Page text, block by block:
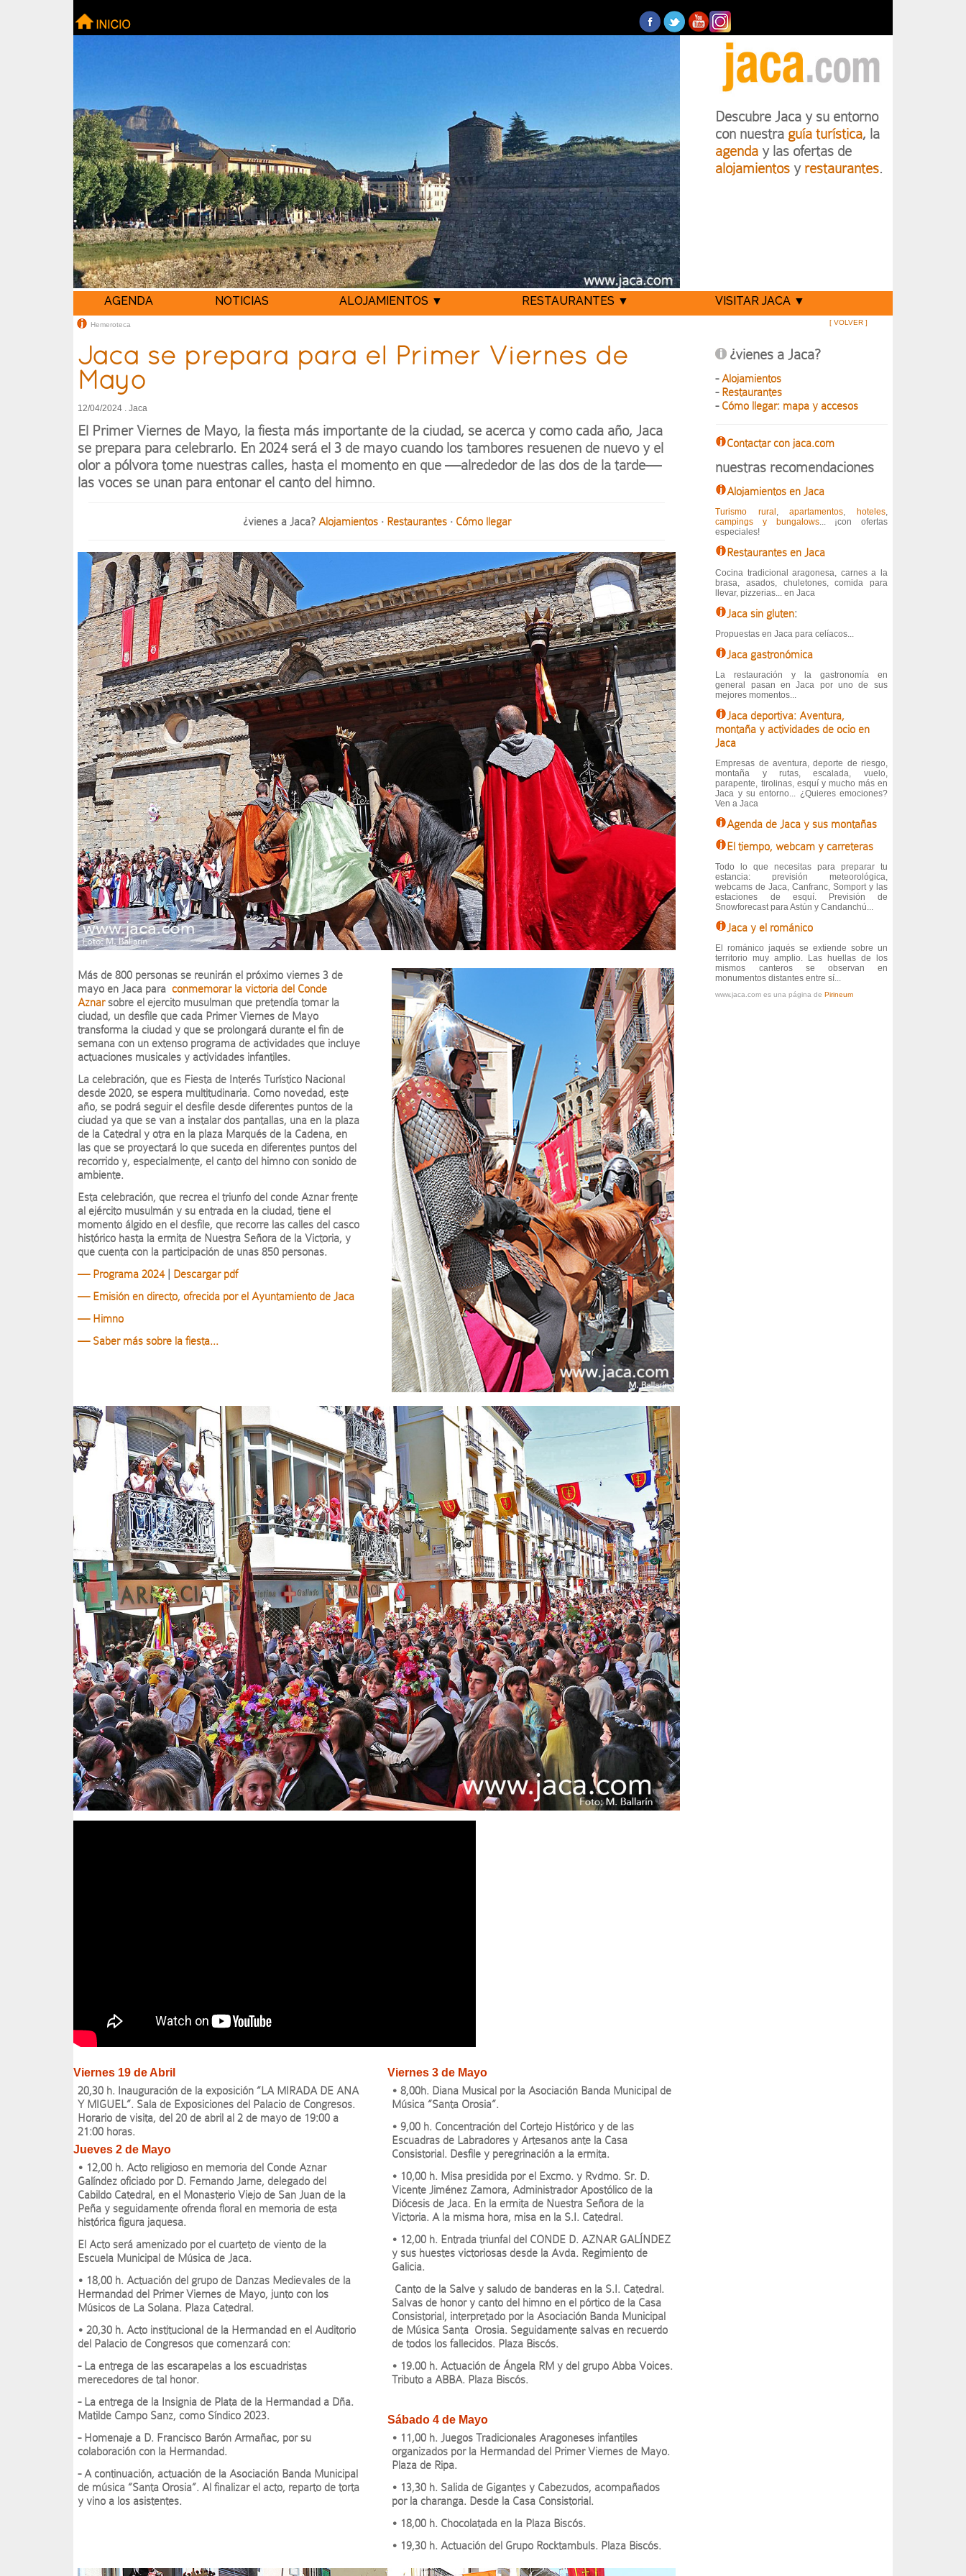
Descubre Jaca y su entorno
con nuestra guía turística, la
agenda y las ofertas de
alojamientos y restaurantes.
AGENDA NOTICIAS ALOJAMIENTOS ▼ RESTAURANTES ▼ VISITAR JACA ▼
[ VOLVER ]
Hemeroteca
Jaca se prepara para el Primer Viernes de
Mayo
12/04/2024 . Jaca
El Primer Viernes de Mayo, la fiesta más importante de la ciudad, se acerca y como cada año, Jaca
se prepara para celebrarlo. En 2024 será el 3 de mayo cuando los tambores resuenen de nuevo y el
olor a pólvora tome nuestras calles, hasta el momento en que —alrededor de las dos de la tarde—
las voces se unan para entonar el canto del himno.
¿vienes a Jaca? Alojamientos· Restaurantes· Cómo llegar
Más de 800 personas se reunirán el próximo viernes 3 de
mayo en Jaca para conmemorar la victoria del Conde
Aznarsobre el ejercito musulman que pretendía tomar la
ciudad, un desfile que cada Primer Viernes de Mayo
transforma la ciudad y que se prolongará durante el fin de
semana con un extenso programa de actividades que incluye
actuaciones musicales y actividades infantiles.
La celebración, que es Fiesta de Interés Turístico Nacional
desde 2020, se espera multitudinaria. Como novedad, este
año, se podrá seguir el desfile desde diferentes puntos de la
ciudad ya que se van a instalar dos pantallas, una en la plaza
de la Catedral y otra en la plaza Marqués de la Cadena, en
las que se proyectará lo que suceda en diferentes puntos del
recorrido y, especialmente, el canto del himno con sonido de
ambiente.
Esta celebración, que recrea el triunfo del conde Aznar frente
al ejército musulmán y su entrada en la ciudad, tiene el
momento álgido en el desfile, que recorre las calles del casco
histórico hasta la ermita de Nuestra Señora de la Victoria, y
que cuenta con la participación de unas 850 personas.
— Programa 2024|
Descargar pdf
— Emisión en directo, ofrecida por el Ayuntamiento de Jaca
— Himno
— Saber más sobre la fiesta...
Viernes 19 de Abril
20,30 h. Inauguración de la exposición “LA MIRADA DE ANA
Y MIGUEL”. Sala de Exposiciones del Palacio de Congresos.
Horario de visita, del 20 de abril al 2 de mayo de 19:00 a
21:00 horas.
Jueves 2 de Mayo
• 12,00 h. Acto religioso en memoria del Conde Aznar
Galíndez oficiado por D. Fernando Jarne, delegado del
Cabildo Catedral, en el Monasterio Viejo de San Juan de la
Peña y seguidamente ofrenda floral en memoria de esta
histórica figura jaquesa.
El Acto será amenizado por el cuarteto de viento de la
Escuela Municipal de Música de Jaca.
• 18,00 h. Actuación del grupo de Danzas Medievales de la
Hermandad del Primer Viernes de Mayo, junto con los
Músicos de La Solana. Plaza Catedral.
• 20,30 h. Acto institucional de la Hermandad en el Auditorio
del Palacio de Congresos que comenzará con:
- La entrega de las escarapelas a los escuadristas
merecedores de tal honor.
- La entrega de la Insignia de Plata de la Hermandad a Dña.
Matilde Campo Sanz, como Síndico 2023.
- Homenaje a D. Francisco Barón Armañac, por su
colaboración con la Hermandad.
- A continuación, actuación de la Asociación Banda Municipal
de música “Santa Orosia”. Al finalizar el acto, reparto de torta
y vino a los asistentes.
Viernes 3 de Mayo
• 8,00h. Diana Musical por la Asociación Banda Municipal de
Música “Santa Orosia”.
• 9,00 h. Concentración del Cortejo Histórico y de las
Escuadras de Labradores y Artesanos ante la Casa
Consistorial. Desfile y peregrinación a la ermita.
• 10,00 h. Misa presidida por el Excmo. y Rvdmo. Sr. D.
Vicente Jiménez Zamora, Administrador Apostólico de la
Diócesis de Jaca. En la ermita de Nuestra Señora de la
Victoria. A la misma hora, misa en la S.I. Catedral.
• 12,00 h. Entrada triunfal del CONDE D. AZNAR GALÍNDEZ
y sus huestes victoriosas desde la Avda. Regimiento de
Galicia.
Canto de la Salve y saludo de banderas en la S.I. Catedral.
Salvas de honor y canto del himno en el pórtico de la Casa
Consistorial, interpretado por la Asociación Banda Municipal
de Música Santa Orosia. Seguidamente salvas en recuerdo
de todos los fallecidos. Plaza Biscós.
• 19.00 h. Actuación de Ángela RM y del grupo Abba Voices.
Tributo a ABBA. Plaza Biscós.
Sábado 4 de Mayo
• 11,00 h. Juegos Tradicionales Aragoneses infantiles
organizados por la Hermandad del Primer Viernes de Mayo.
Plaza de Ripa.
• 13,30 h. Salida de Gigantes y Cabezudos, acompañados
por la charanga. Desde la Casa Consistorial.
• 18,00 h. Chocolatada en la Plaza Biscós.
• 19,30 h. Actuación del Grupo Rocktambuls. Plaza Biscós.
¿vienes a Jaca?
- Alojamientos
- Restaurantes
- Cómo llegar: mapa y accesos
Contactar con jaca.com
nuestras recomendaciones
Alojamientos en Jaca
Turismo rural ,apartamentos hoteles,
campings y bungalows... ¡con ofertas
especiales!
Restaurantes en Jaca
Cocina tradicional aragonesa, carnes a la
brasa, asados, chuletones, comida para
llevar, pizzerias... en Jaca
Jaca sin gluten:
Propuestas en Jaca para celíacos...
Jaca gastronómica
La restauración y la gastronomía en
general pasan en Jaca por uno de sus
mejores momentos...
Jaca deportiva: Aventura,
montaña y actividades de ocio en
Jaca
Empresas de aventura, deporte de riesgo,
montaña y rutas, escalada, vuelo,
parapente, tirolinas, esquí y mucho más en
Jaca y su entorno... ¿Quieres emociones?
Ven a Jaca
Agenda de Jaca y sus montañas
El tiempo, webcam y carreteras
Todo lo que necesitas para preparar tu
estancia: previsión meteorológica,
webcams de Jaca, Canfranc, Somport y las
estaciones de esquí. Previsión de
Snowforecast para Astún y Candanchú...
Jaca y el románico
El románico jaqués se extiende sobre un
territorio muy amplio. Las huellas de los
mismos canteros se observan en
monumentos distantes entre sí...
www.jaca.com es una página dePirineum